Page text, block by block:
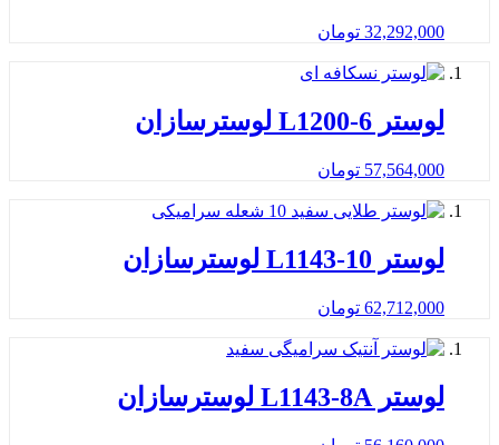
32,292,000 تومان
لوستر L1200-6 لوسترسازان
57,564,000 تومان
لوستر L1143-10 لوسترسازان
62,712,000 تومان
لوستر L1143-8A لوسترسازان